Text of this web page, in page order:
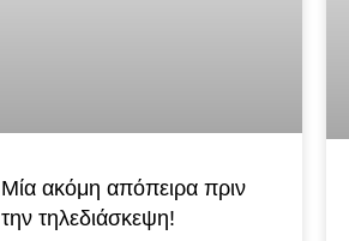
Μία ακόμη απόπειρα πριν
την τηλεδιάσκεψη!